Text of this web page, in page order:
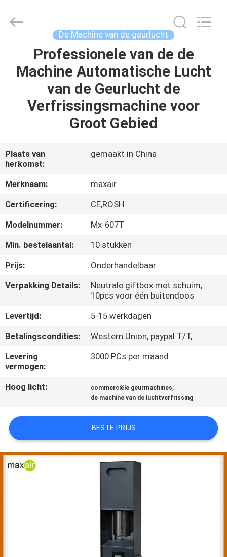
PRODUCTEN
ONGEVEER
FABRIEKSREIS
KWALITEITSCONTROLE
CONTACTEER
ONS
VERZOEK
CITAAT
SHOPPING
ONLINE
PRIVACY
POLICY
Industrial
De Machine van de geurlucht
Professionele van de de
Machine Automatische Lucht
van de Geurlucht de
Verfrissingsmachine voor
Groot Gebied
Plaats van
herkomst:
gemaakt in China
Merknaam:
maxair
Certificering:
CE,ROSH
Modelnummer:
Mx-607T
Min. bestelaantal:
10 stukken
Prijs:
Onderhandelbaar
Verpakking Details:
Neutrale giftbox met schuim,
10pcs voor één buitendoos
Levertijd:
5-15 werkdagen
Betalingscondities:
Western Union, paypal T/T,
Levering
vermogen:
3000 PCs per maand
Hoog licht: commerciële geurmachines,
de machine van de luchtverfrissing
BESTE PRIJS